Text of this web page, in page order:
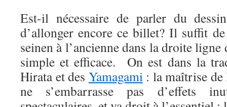
Est-il nécessaire de parler du
d’allonger encore ce billet? Il suffit
seinen à l’ancienne dans la droite
simple et efficace. On est dans la
Hirata et des Yamagami: la maîtrise de
ne s’embarrasse pas d’effets